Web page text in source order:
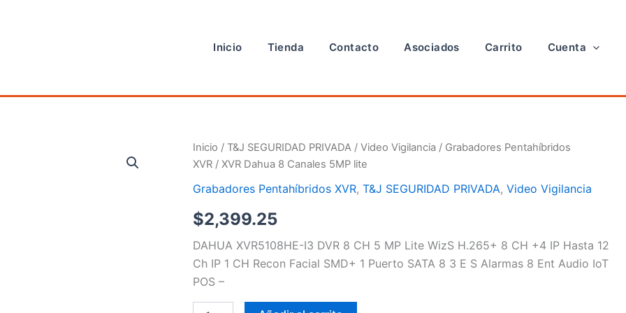
Inicio Tienda Contacto Asociados Carrito Cuenta
Inicio /T&J SEGURIDAD PRIVADA /Video Vigilancia / Grabadores Pentahíbridos
XVR / XVR Dahua 8 Canales 5MP lite
Grabadores Pentahíbridos XVR,T&J SEGURIDAD PRIVADA,Video Vigilancia
$2,399.25
DAHUA XVR5108HE-I3 DVR 8 CH 5 MP Lite WizS H.265+ 8 CH +4 IP Hasta 12
Ch IP 1 CH Recon Facial SMD+ 1 Puerto SATA 8 3 E S Alarmas 8 Ent Audio IoT
POS –
XVR
Dahua
Canales
lite
cantidad